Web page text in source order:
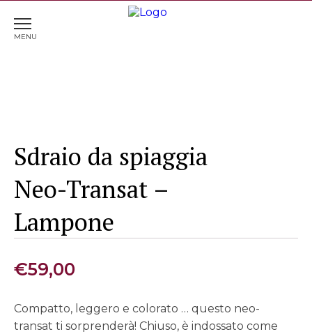
Home
> Sdraio da spiaggia Neo-Transat –
Lampone
Sdraio da spiaggia
Neo-Transat –
Lampone
€59,00
Compatto, leggero e colorato … questo neo-
transat ti sorprenderà! Chiuso, è indossato come